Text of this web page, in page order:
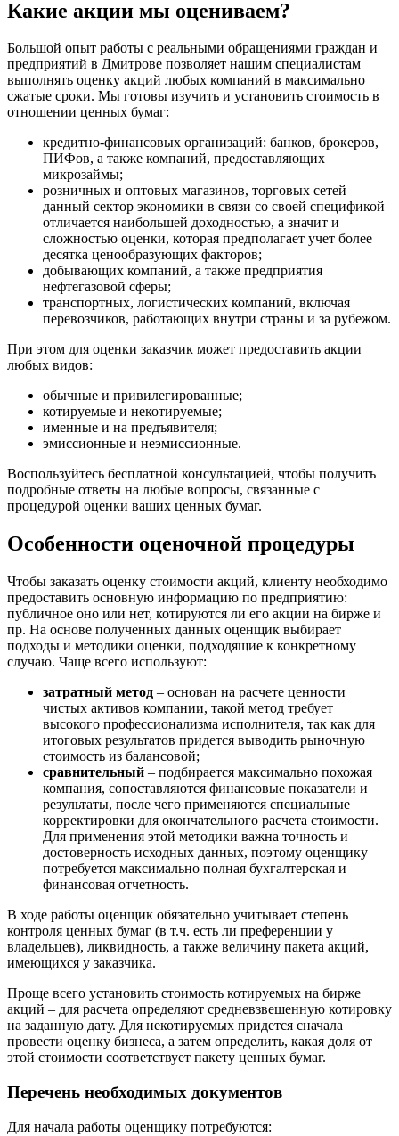
Какие акции мы оцениваем?
Большой опыт работы с реальными обращениями граждан и
предприятий в Дмитрове позволяет нашим специалистам
выполнять оценку акций любых компаний в максимально
сжатые сроки. Мы готовы изучить и установить стоимость в
отношении ценных бумаг:
кредитно-финансовых организаций: банков, брокеров,
ПИФов, а также компаний, предоставляющих
микрозаймы;
розничных и оптовых магазинов, торговых сетей –
данный сектор экономики в связи со своей спецификой
отличается наибольшей доходностью, а значит и
сложностью оценки, которая предполагает учет более
десятка ценообразующих факторов;
добывающих компаний, а также предприятия
нефтегазовой сферы;
транспортных, логистических компаний, включая
перевозчиков, работающих внутри страны и за рубежом.
При этом для оценки заказчик может предоставить акции
любых видов:
обычные и привилегированные;
котируемые и некотируемые;
именные и на предъявителя;
эмиссионные и неэмиссионные.
Воспользуйтесь бесплатной консультацией, чтобы получить
подробные ответы на любые вопросы, связанные с
процедурой оценки ваших ценных бумаг.
Особенности оценочной процедуры
Чтобы заказать оценку стоимости акций, клиенту необходимо
предоставить основную информацию по предприятию:
публичное оно или нет, котируются ли его акции на бирже и
пр. На основе полученных данных оценщик выбирает
подходы и методики оценки, подходящие к конкретному
случаю. Чаще всего используют:
затратный метод – основан на расчете ценности
чистых активов компании, такой метод требует
высокого профессионализма исполнителя, так как для
итоговых результатов придется выводить рыночную
стоимость из балансовой;
сравнительный – подбирается максимально похожая
компания, сопоставляются финансовые показатели и
результаты, после чего применяются специальные
корректировки для окончательного расчета стоимости.
Для применения этой методики важна точность и
достоверность исходных данных, поэтому оценщику
потребуется максимально полная бухгалтерская и
финансовая отчетность.
В ходе работы оценщик обязательно учитывает степень
контроля ценных бумаг (в т.ч. есть ли преференции у
владельцев), ликвидность, а также величину пакета акций,
имеющихся у заказчика.
Проще всего установить стоимость котируемых на бирже
акций – для расчета определяют средневзвешенную котировку
на заданную дату. Для некотируемых придется сначала
провести оценку бизнеса, а затем определить, какая доля от
этой стоимости соответствует пакету ценных бумаг.
Перечень необходимых документов
Для начала работы оценщику потребуются:
Бор
Борзя
Борисоглебск
Боровичи
Братск
Брянск
Бугульма
Бугуруслан
Буйнакск
Бутурлиновка
Валуйки
Великие Луки
Великий Новгород
Великий Устюг
Вельск
Верещагино
Верхний Уфалей
Верхняя Пышма
Верхняя Салда
Видное
Владивосток
Владикавказ
Владимир
Волгоград
Волгодонск
Волжск
Волжский
Вологда
Волосово
Воркута
Воронеж
Воскресенск
Воткинск
Всеволожск
Вязьма
Вятские Поляны
Гай
Гатчина
Геленджик
Георгиевск
Глазов
Городец
Грозный